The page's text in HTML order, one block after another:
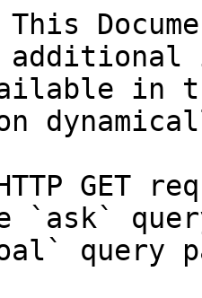
in
GET
`ask`
query